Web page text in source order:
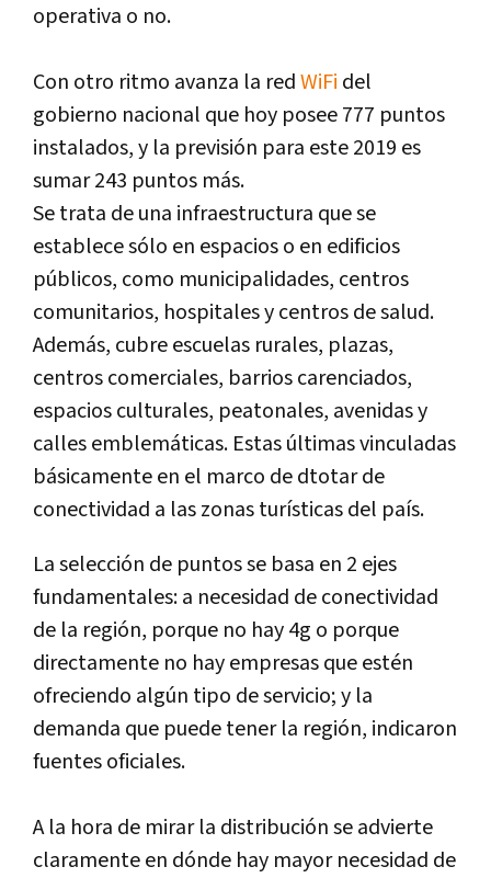
operativa o no.
Con otro ritmo avanza la redWiFi del
gobierno nacional que hoy posee 777 puntos
instalados, y la previsión para este 2019 es
sumar 243 puntos más.
Se trata de una infraestructura que se
establece sólo en espacios o en edificios
públicos, como municipalidades, centros
comunitarios, hospitales y centros de salud.
Además, cubre escuelas rurales, plazas,
centros comerciales, barrios carenciados,
espacios culturales, peatonales, avenidas y
calles emblemáticas. Estas últimas vinculadas
básicamente en el marco de dtotar de
conectividad a las zonas turísticas del país.
La selección de puntos se basa en 2 ejes
fundamentales: a necesidad de conectividad
de la región, porque no hay 4g o porque
directamente no hay empresas que estén
ofreciendo algún tipo de servicio; y la
demanda que puede tener la región, indicaron
fuentes oficiales.
A la hora de mirar la distribución se advierte
claramente en dónde hay mayor necesidad de